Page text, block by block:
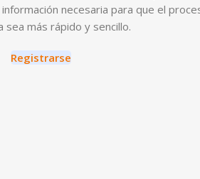
necesaria para que el
sea más rápido y sencillo.
Registrarse